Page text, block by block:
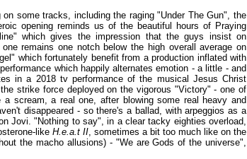
some tracks, including the raging "Under The Gun", the
opening reminds us of the beautiful hours of Praying
which gives the impression that the guys insist on
remains one notch below the high overall average on
which fortunately benefit from a production inflated with
which happily alternates emotion - a little - and
in a 2018 tv performance of the musical Jesus Christ
strike force deployed on the vigorous "Victory" - one of
scream, a real one, after blowing some real heavy and
disappeared - so there's a ballad, with arpeggios as a
Jovi. "Nothing to say", in a clear tacky eighties overload,
like H.e.a.t II, sometimes a bit too much like on the
the macho allusions) - "We are Gods of the universe",